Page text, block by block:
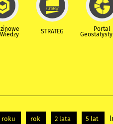
STRATEG Portal
roku rok 2 lata 5 lat